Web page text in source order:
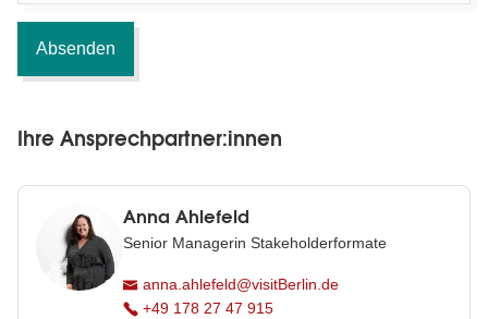
Ihre Ansprechpartner:innen
Anna Ahlefeld
Senior Managerin Stakeholderformate
anna.ahlefeld@visitBerlin.de
+49 178 27 47 915